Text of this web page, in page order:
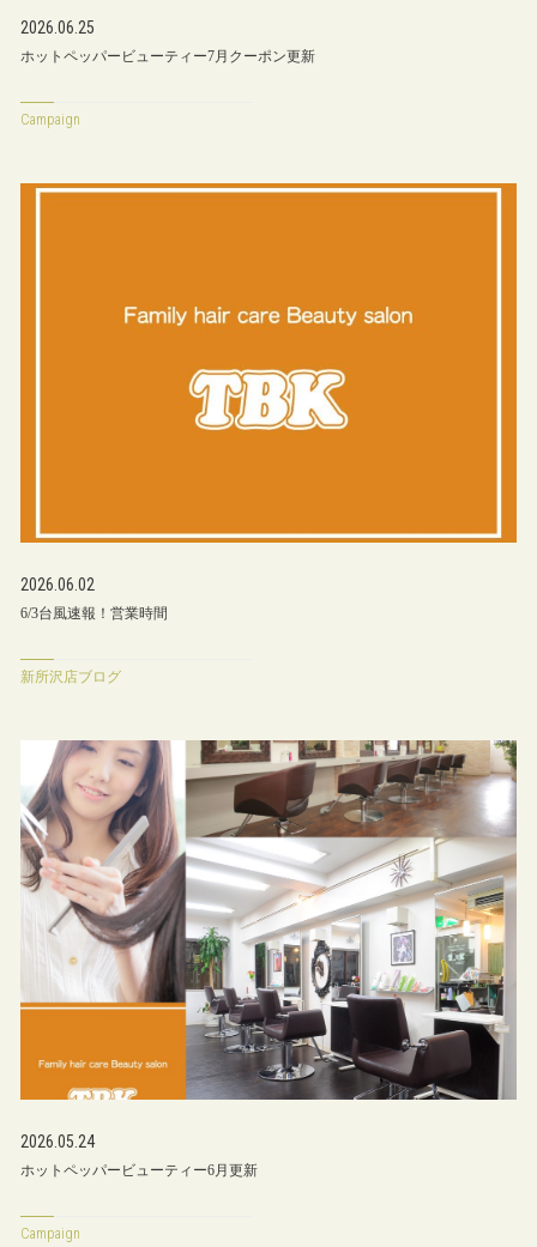
2026.06.25
ホットペッパービューティー7月クーポン更新
Campaign
2026.06.02
6/3台風速報！営業時間
新所沢店ブログ
2026.05.24
ホットペッパービューティー6月更新
Campaign